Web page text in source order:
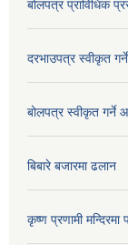
बोलपत्र प्राविधिक
दरभाउपत्र स्वीकृत
बोलपत्र स्वीकृत गर्ने
बिबारे बजारमा ढलान
कृष्ण प्रणामी मन्दिरमा